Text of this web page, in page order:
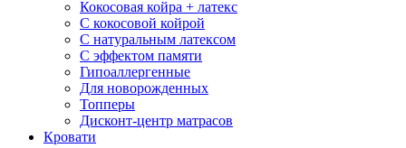
Кокосовая койра + латекс
С кокосовой койрой
С натуральным латексом
С эффектом памяти
Гипоаллергенные
Для новорожденных
Топперы
Дисконт-центр матрасов
Кровати